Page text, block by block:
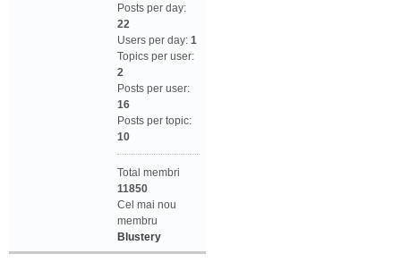
Posts per day:
22
Users per day: 1
Topics per user:
2
Posts per user:
16
Posts per topic:
10
Total membri
11850
Cel mai nou
membru
Blustery